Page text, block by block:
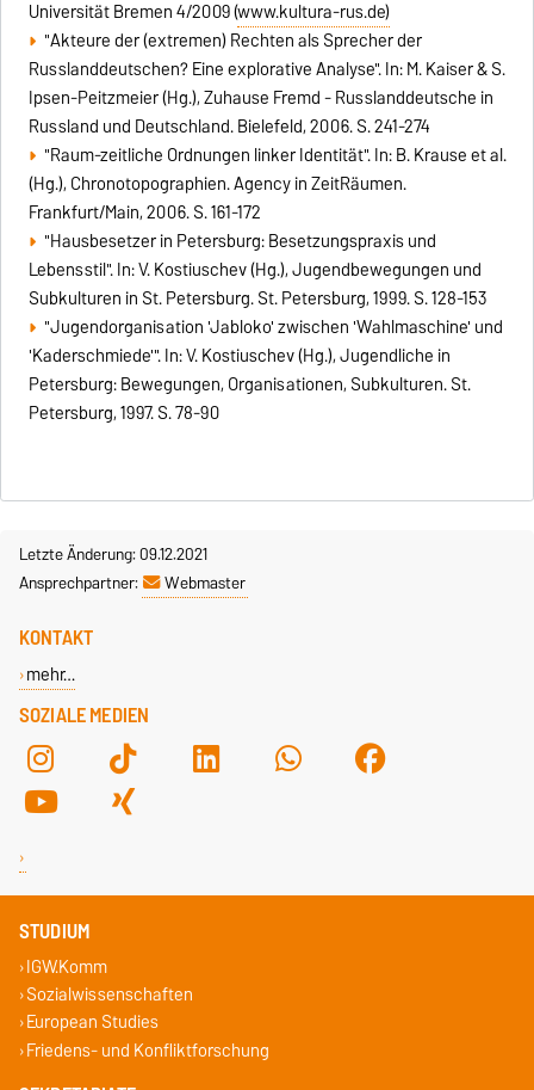
Universität Bremen 4/2009 (www.kultura-rus.de)
"Akteure der (extremen) Rechten als Sprecher der
Russlanddeutschen? Eine explorative Analyse". In: M. Kaiser & S.
Ipsen-Peitzmeier (Hg.), Zuhause Fremd - Russlanddeutsche in
Russland und Deutschland. Bielefeld, 2006. S. 241-274
"Raum-zeitliche Ordnungen linker Identität". In: B. Krause et al.
(Hg.), Chronotopographien. Agency in ZeitRäumen.
Frankfurt/Main, 2006. S. 161-172
"Hausbesetzer in Petersburg: Besetzungspraxis und
Lebensstil". In: V. Kostiuschev (Hg.), Jugendbewegungen und
Subkulturen in St. Petersburg. St. Petersburg, 1999. S. 128-153
"Jugendorganisation 'Jabloko' zwischen 'Wahlmaschine' und
'Kaderschmiede'". In: V. Kostiuschev (Hg.), Jugendliche in
Petersburg: Bewegungen, Organisationen, Subkulturen. St.
Petersburg, 1997. S. 78-90
Letzte Änderung: 09.12.2021
Ansprechpartner:
Webmaster
SOZIALE MEDIEN
KONTAKT
mehr…
STUDIUM
IGW.Komm
Sozialwissenschaften
European Studies
Friedens- und Konfliktforschung